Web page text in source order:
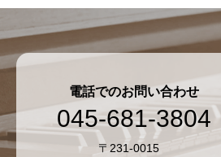
電話でのお問い合わせ
045-681-3804
〒231-0015